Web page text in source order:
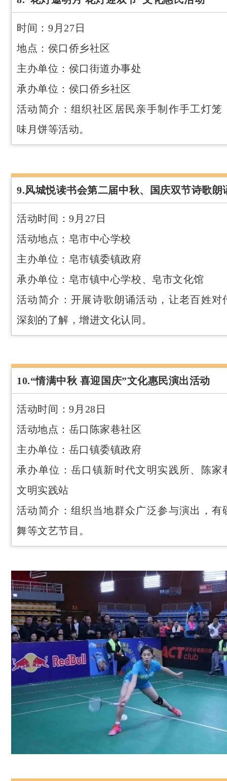
时间：9月27日
地点：侯口侨乡社区
主办单位：侯口街道办事处
承办单位：侯口侨乡社区
活动简介：组织社区居民亲手制作手工灯笼
味月饼等活动。
9.风城悦读书会第二届中秋、国庆双节诗歌朗
活动时间：9月27日
活动地点：皂市中心学校
主办单位：皂市镇委镇政府
承办单位：皂市镇中心学校、皂市文化馆
活动简介：开展诗歌朗诵活动，让老百姓对
深刻的了解，增进文化认同。
10.“情满中秋 喜迎国庆”文化惠民演出活动
活动时间：9月28日
活动地点：岳口陈家巷社区
主办单位：岳口镇委镇政府
承办单位：岳口镇新时代文明实践所、陈家
文明实践站
活动简介：组织当地群众广泛参与演出，有
舞等文艺节目。